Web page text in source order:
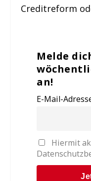
Creditreform
Melde
an!
E-Mail-
Hiermit